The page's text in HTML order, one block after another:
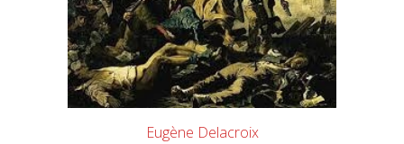
Eugène Delacroix